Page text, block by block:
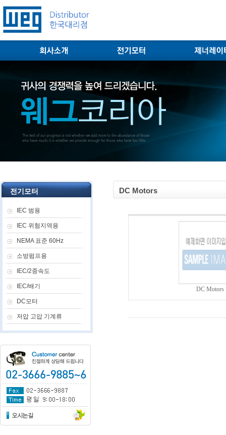
전기모터
IEC 범용
IEC 위험지역용
NEMA 표준 60Hz
소방펌프용
IEC/2중속도
IEC/배기
DC모터
저압 고압 기계류
DC Motors
DC Motors